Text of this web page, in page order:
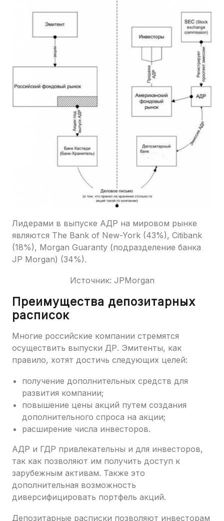
Лидерами в выпуске АДР на мировом рынке
являются The Bank of New-York (43%), Citibank
(18%), Morgan Guaranty (подразделение банка
JP Morgan) (34%).
Источник: JPMorgan
Преимущества депозитарных
расписок
Многие российские компании стремятся
осуществить выпуски ДР. Эмитенты, как
правило, хотят достичь следующих целей:
получение дополнительных средств для
развития компании;
повышение цены акций путем создания
дополнительного спроса на акции;
расширение числа инвесторов.
АДР и ГДР привлекательны и для инвесторов,
так как позволяют им получить доступ к
зарубежным активам. Также это
дополнительная возможность
диверсифицировать портфель акций.
Депозитарные расписки позволяют инвесторам